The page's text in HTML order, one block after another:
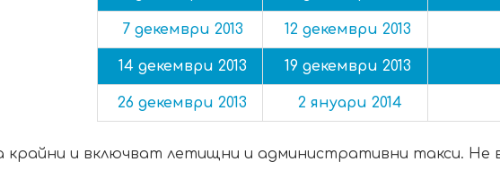
7 декември 2013 12 декември 2013
14 декември 2013 19 декември 2013
26 декември 2013 2 януари 2014
крайни и включват летищни и административни такси. Не